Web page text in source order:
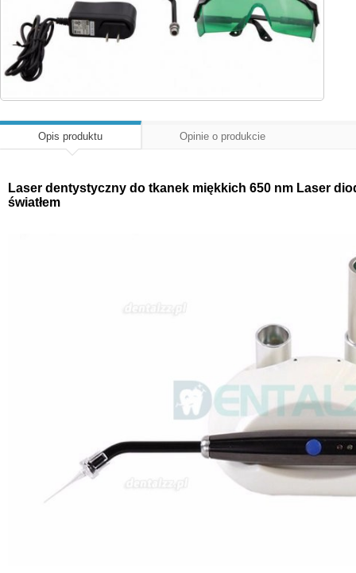
Opis produktu Opinie o produkcie
Laser dentystyczny do tkanek miękkich 650 nm Laser
światłem